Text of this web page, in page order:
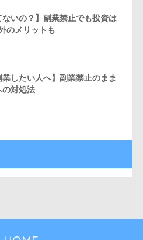
ないの？】副業禁止でも投資は
のメリットも
業したい人へ】副業禁止のまま
の対処法